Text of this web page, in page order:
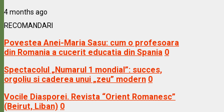
4 months ago
RECOMANDARI
Povestea Anei-Maria Sasu: cum o profesoara
din Romania a cucerit educatia din Spania 0
Spectacolul „Numarul 1 mondial”: succes,
orgoliu si caderea unui „zeu” modern 0
Vocile Diasporei. Revista “Orient Romanesc”
(Beirut, Liban) 0